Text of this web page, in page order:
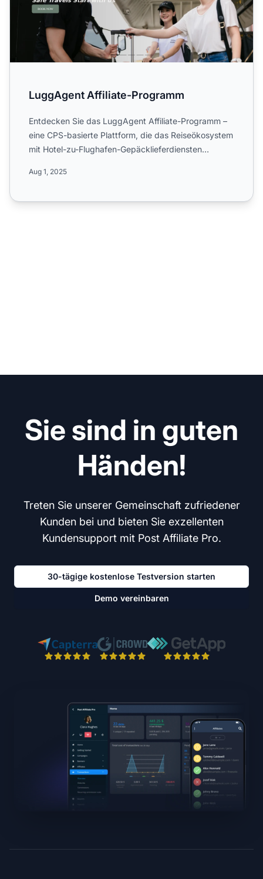
LuggAgent Affiliate-Programm
Entdecken Sie das LuggAgent Affiliate-Programm –
eine CPS-basierte Plattform, die das Reiseökosystem
mit Hotel-zu-Flughafen-Gepäcklieferdiensten
Aug 1, 2025
Sie sind in guten
Händen!
Treten Sie unserer Gemeinschaft zufriedener
Kunden bei und bieten Sie exzellenten
Kundensupport mit Post Affiliate Pro.
30-tägige kostenlose Testversion starten
Demo vereinbaren